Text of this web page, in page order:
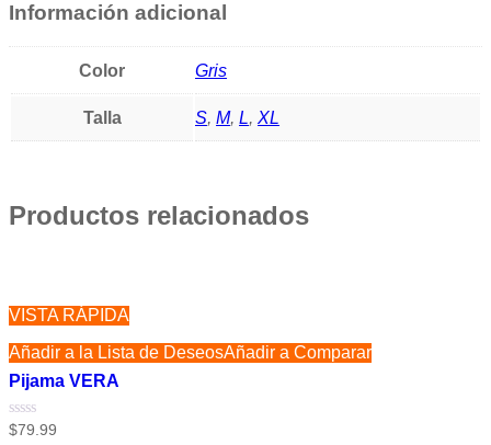
Información adicional
Color Gris
Talla S, M, L, XL
Productos relacionados
VISTA RÁPIDA
Añadir a la Lista de DeseosAñadir a Comparar
Pijama VERA
Valorado
$79.99